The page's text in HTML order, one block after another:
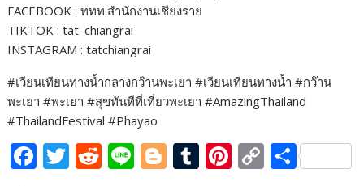
FACEBOOK : ททท.สำนักงานเชียงราย
TIKTOK : tat_chiangrai
INSTAGRAM : tatchiangrai
#เวียนเทียนทางน้ำกลางกว๊านพะเยา #เวียนเทียนทางน้ำ #กว๊าน
พะเยา #พะเยา #สุขทันทีที่เที่ยวพะเยา #AmazingThailand
#ThailandFestival #Phayao
F T R Li Bl T Pi C S